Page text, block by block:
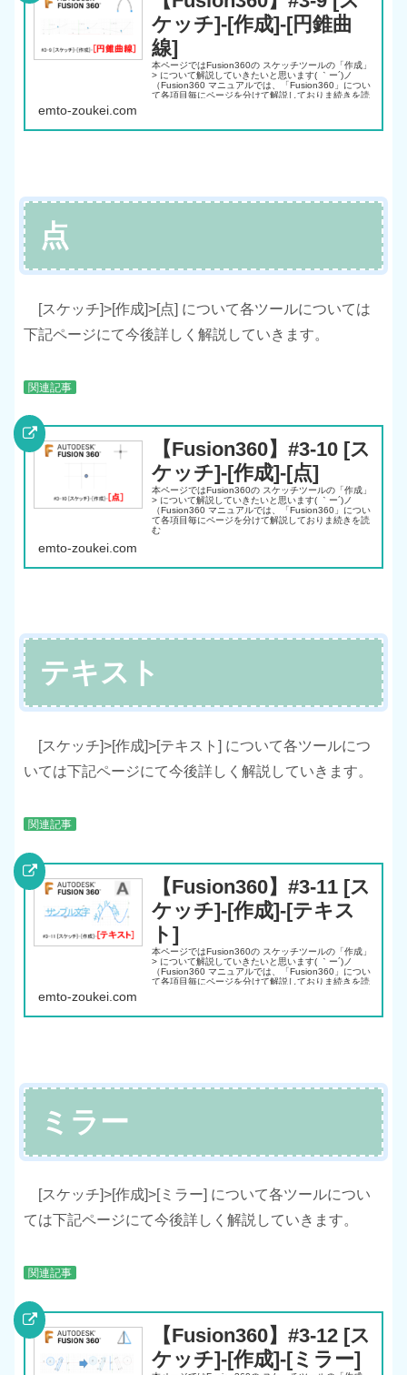
ケッチ]-[作成]-[円錐曲
線]
本ページではFusion360の スケッチツールの「作成」
> について解説していきたいと思います( ｀ー´)ノ
（Fusion360 マニュアルでは、「Fusion360」につい
て各項目毎にページを分けて解説しておりま続きを読
emto-zoukei.com
点
[スケッチ]>[作成]>[点] について各ツールについては
下記ページにて今後詳しく解説していきます。
関連記事
【Fusion360】#3-10 [ス
ケッチ]-[作成]-[点]
本ページではFusion360の スケッチツールの「作成」
> について解説していきたいと思います( ｀ー´)ノ
（Fusion360 マニュアルでは、「Fusion360」につい
て各項目毎にページを分けて解説しておりま続きを読
む
emto-zoukei.com
テキスト
[スケッチ]>[作成]>[テキスト] について各ツールにつ
いては下記ページにて今後詳しく解説していきます。
関連記事
【Fusion360】#3-11 [ス
ケッチ]-[作成]-[テキス
ト]
本ページではFusion360の スケッチツールの「作成」
> について解説していきたいと思います( ｀ー´)ノ
（Fusion360 マニュアルでは、「Fusion360」につい
て各項目毎にページを分けて解説しておりま続きを読
emto-zoukei.com
ミラー
[スケッチ]>[作成]>[ミラー] について各ツールについ
ては下記ページにて今後詳しく解説していきます。
関連記事
【Fusion360】#3-12 [ス
ケッチ]-[作成]-[ミラー]